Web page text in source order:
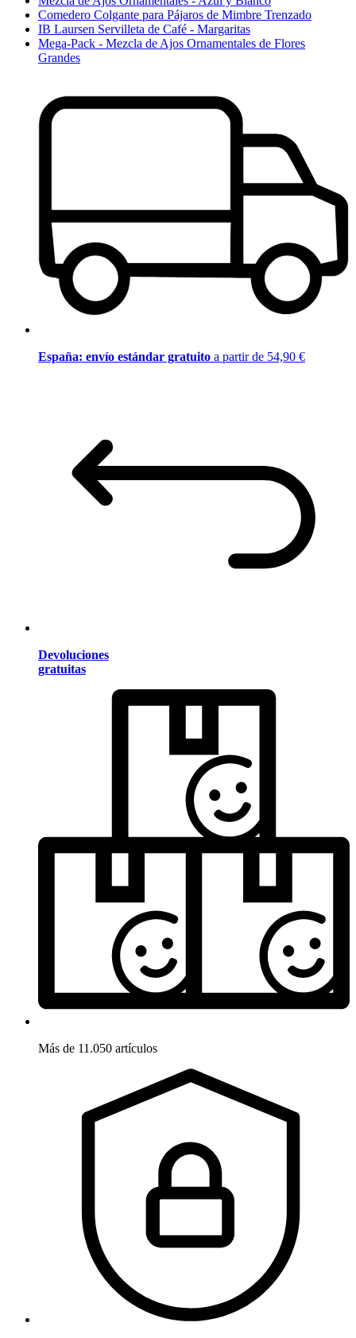
Comedero Colgante para Pájaros de Mimbre Trenzado
IB Laursen Servilleta de Café - Margaritas
Mega-Pack - Mezcla de Ajos Ornamentales de Flores
Grandes
España: envío estándar gratuito a partir de 54,90 €
Devoluciones
gratuitas
Más de 11.050 artículos